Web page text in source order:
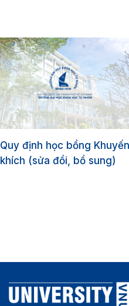
Quy định học bổng Khuyến
khích (sửa đổi, bổ sung)